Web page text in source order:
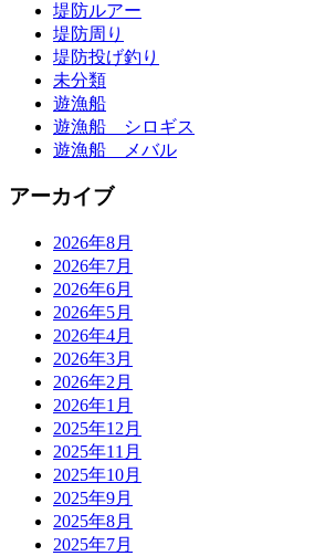
堤防ルアー
堤防周り
堤防投げ釣り
未分類
遊漁船
遊漁船 シロギス
遊漁船 メバル
アーカイブ
2026年8月
2026年7月
2026年6月
2026年5月
2026年4月
2026年3月
2026年2月
2026年1月
2025年12月
2025年11月
2025年10月
2025年9月
2025年8月
2025年7月